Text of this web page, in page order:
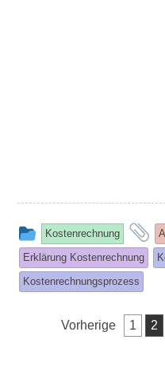
This
entry
was
posted
Kostenrechnung
Erklärung Kostenrechnung
Kostenrechnungsprozess
Seitennummerierung
Vorherige 1 2